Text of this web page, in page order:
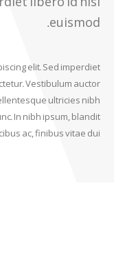
euismod.
elit. Sed imperdiet
Vestibulum auctor
ultricies nibh
In nibh ipsum, blandit
ac, finibus vitae dui.